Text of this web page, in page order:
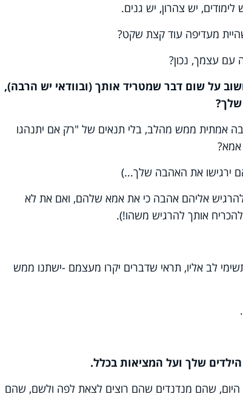
יש צהרון, יש גנים.
עצמך, נכון?
על שום דבר שמטריד אותך (ובוודאי יש הרבה),
אמתית ממש מהלב, בלי תנאים של "רק אם יתנהגו
אמא?
ירגישו את האהבה שלך...)
אליהם אהבה כי את אמא שלהם, ואם את לא
אותך להרגיש משהו!).
לב אליו, תראי שדברים יקרו מעצמם -ישתנו ממש
שלך ועל המציאות בכלל.
שהם מנדנדים שהם רוצים לצאת לפה ולשם, שהם